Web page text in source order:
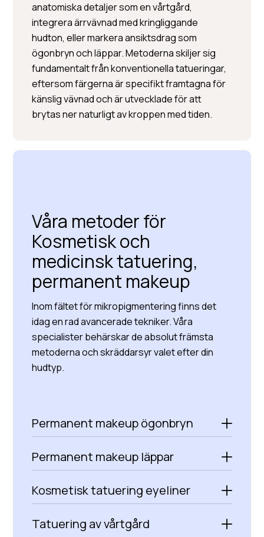
anatomiska detaljer som en vårtgård,
integrera ärrvävnad med kringliggande
hudton, eller markera ansiktsdrag som
ögonbryn och läppar. Metoderna skiljer sig
fundamentalt från konventionella tatueringar,
eftersom färgerna är specifikt framtagna för
känslig vävnad och är utvecklade för att
brytas ner naturligt av kroppen med tiden.
Våra metoder för
Kosmetisk och
medicinsk tatuering,
permanent makeup
Inom fältet för mikropigmentering finns det
idag en rad avancerade tekniker. Våra
specialister behärskar de absolut främsta
metoderna och skräddarsyr valet efter din
hudtyp.
Permanent makeup ögonbryn
Permanent makeup läppar
Kosmetisk tatuering eyeliner
Tatuering av vårtgård